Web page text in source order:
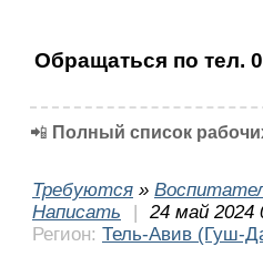
Обращаться по тел.
📲 Полный список
Требуются »
Написать
|
24 май 2024
Регион: Тель-Авив (Гуш-